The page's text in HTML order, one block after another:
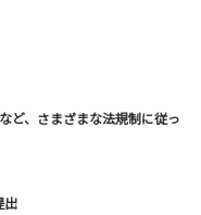
ど、さまざまな法規制に従っ
出